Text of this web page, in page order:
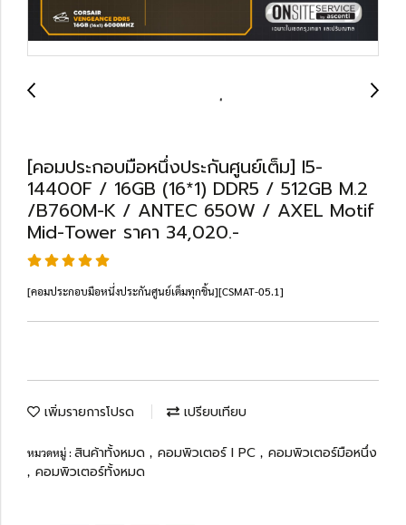
[คอมประกอบมือหนึ่งประกันศูนย์เต็ม] I5-
14400F / 16GB (16*1) DDR5 / 512GB M.2
/B760M-K / ANTEC 650W / AXEL Motif
Mid-Tower ราคา 34,020.-
[คอมประกอบมือหนึ่งประกันศูนย์เต็มทุกชิ้น][CSMAT-05.1]
เพิ่มรายการโปรด เปรียบเทียบ
หมวดหมู่ :สินค้าทั้งหมด , คอมพิวเตอร์ l PC , คอมพิวเตอร์มือหนึ่ง
, คอมพิวเตอร์ทั้งหมด